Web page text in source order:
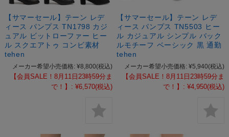
【サマーセール】テーン レデ
ィース パンプス TN1798 カジ
ュアル ビットローファー ヒー
ル スクエアトゥ コンビ素材
tehen
メーカー希望小売価格: ¥8,800(税込)
【会員SALE！8月11日23時59分ま
で！】: ¥6,570(税込)
【サマーセール】テーン レデ
ィース パンプス TN5503 ヒー
ル カジュアル シンプル バック
ルモチーフ ベーシック 黒 通勤
tehen
メーカー希望小売価格: ¥5,940(税込)
【会員SALE！8月11日23時59分ま
で！】: ¥4,950(税込)